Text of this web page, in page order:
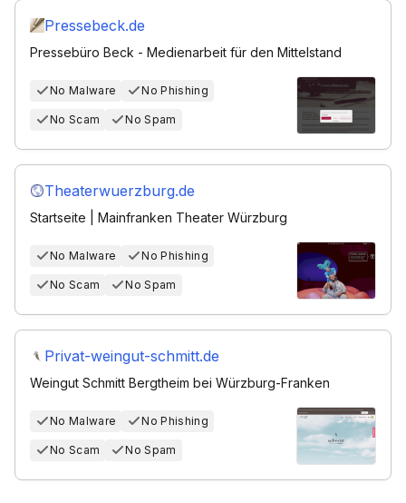
Pressebeck.de
Pressebüro Beck - Medienarbeit für den Mittelstand
No Malware No Phishing
No Scam No Spam
Theaterwuerzburg.de
Startseite | Mainfranken Theater Würzburg
No Malware No Phishing
No Scam No Spam
Privat-weingut-schmitt.de
Weingut Schmitt Bergtheim bei Würzburg-Franken
No Malware No Phishing
No Scam No Spam